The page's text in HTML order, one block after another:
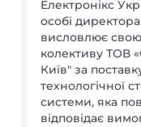
Електронікс
особі
висловлює
колективу ТОВ
Київ" за
технологічної
системи, яка
відповідає